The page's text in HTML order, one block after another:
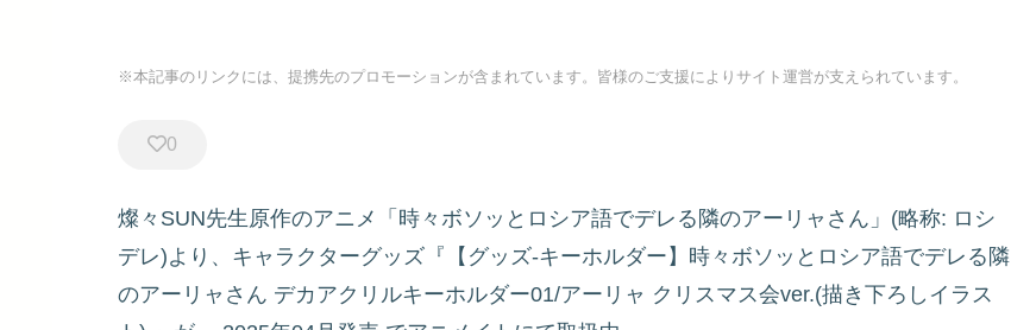
※本記事のリンクには、提携先のプロモーションが含まれています。皆様のご支援によりサイト運営が支えられています。
0
燦々SUN先生原作のアニメ「時々ボソッとロシア語でデレる隣のアーリャさん」(略称: ロシ
デレ)より、キャラクターグッズ『【グッズ-キーホルダー】時々ボソッとロシア語でデレる隣
のアーリャさん デカアクリルキーホルダー01/アーリャ クリスマス会ver.(描き下ろしイラス